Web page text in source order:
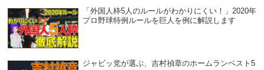
「外国人枠5人のルールがわかりにくい！」2020年
プロ野球特例ルールを巨人を例に解説します
ジャビッ党が選ぶ、吉村禎章のホームランベスト5